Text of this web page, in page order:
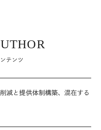
テンツ
減と提供体制構築、混在する